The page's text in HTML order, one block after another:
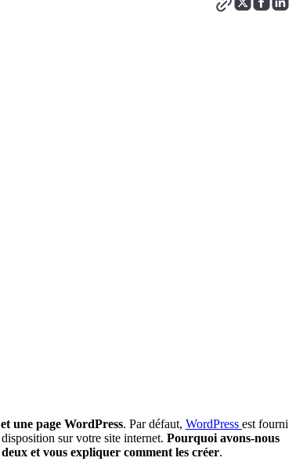
une page WordPress. Par défaut, WordPress est fourni
sur votre site internet. Pourquoi avons-nous
et vous expliquer comment les créer.